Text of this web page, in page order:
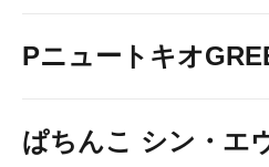
Pニュートキオ
ぱちんこ シン・エ